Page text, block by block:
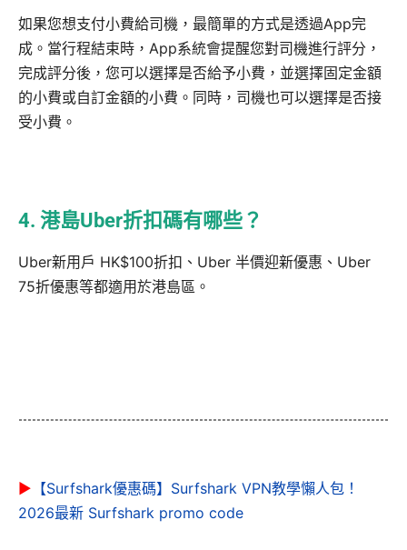
如果您想支付小費給司機，最簡單的方式是透過App完
成。當行程結束時，App系統會提醒您對司機進行評分，
完成評分後，您可以選擇是否給予小費，並選擇固定金額
的小費或自訂金額的小費。同時，司機也可以選擇是否接
受小費。
4. 港島Uber折扣碼有哪些？
Uber新用戶 HK$100折扣、Uber 半價迎新優惠、Uber
75折優惠等都適用於港島區。
▶ 【Surfshark優惠碼】Surfshark VPN教學懶人包！
2026最新 Surfshark promo code